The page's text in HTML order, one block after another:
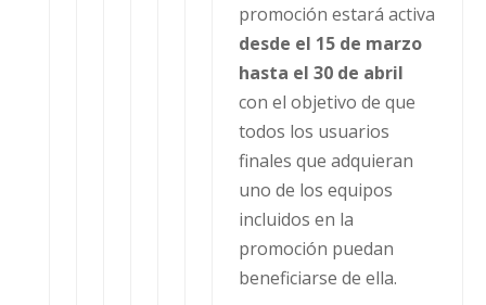
promoción estará activa
desde el 15 de marzo
hasta el 30 de abril
con el objetivo de que
todos los usuarios
finales que adquieran
uno de los equipos
incluidos en la
promoción puedan
beneficiarse de ella.